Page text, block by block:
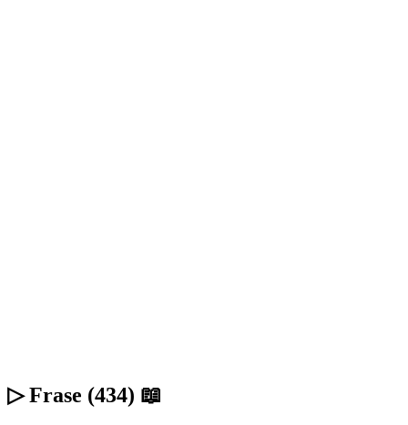
▷ Frase (434) 📖